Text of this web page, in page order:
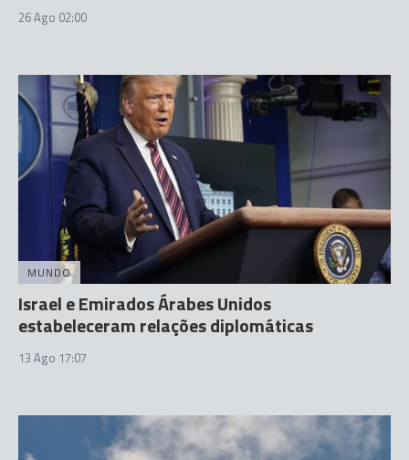
26 Ago 02:00
MUNDO
Israel e Emirados Árabes Unidos
estabeleceram relações diplomáticas
13 Ago 17:07